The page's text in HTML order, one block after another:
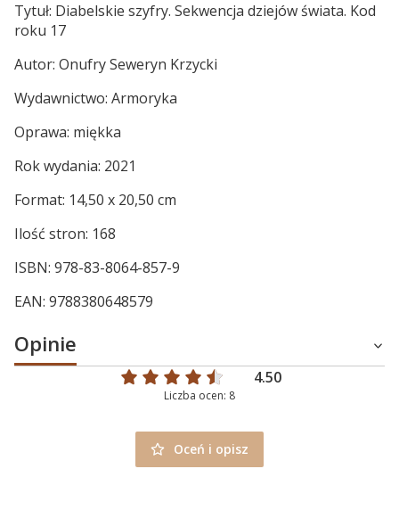
Tytuł: Diabelskie szyfry. Sekwencja dziejów świata. Kod
roku 17
Autor: Onufry Seweryn Krzycki
Wydawnictwo: Armoryka
Oprawa: miękka
Rok wydania: 2021
Format: 14,50 x 20,50 cm
Ilość stron: 168
ISBN: 978-83-8064-857-9
EAN: 9788380648579
Opinie
4.50
Liczba ocen: 8
Oceń i opisz